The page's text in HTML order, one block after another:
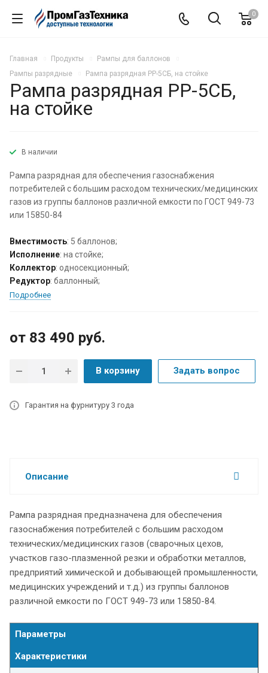
0
Главная Продукты
Рампы для баллонов
Рампы разрядные
Рампа разрядная РР-5СБ, на стойке
Рампа разрядная РР-5СБ,
на стойке
В наличии
Рампа разрядная для обеспечения газоснабжения
потребителей с большим расходом технических/медицинских
газов из группы баллонов различной емкости по ГОСТ 949-73
или 15850-84
Вместимость: 5 баллонов;
Исполнение: на стойке;
Коллектор: односекционный;
Редуктор: баллонный;
Подробнее
от 83 490 руб.
В корзину Задать вопрос
Гарантия на фурнитуру 3 года
Описание
Рампа разрядная предназначена для обеспечения
газоснабжения потребителей с большим расходом
технических/медицинских газов (сварочных цехов,
участков газо-плазменной резки и обработки металлов,
предприятий химической и добывающей промышленности,
медицинских учреждений и т.д.) из группы баллонов
различной емкости по ГОСТ 949-73 или 15850-84.
Параметры
Характеристики